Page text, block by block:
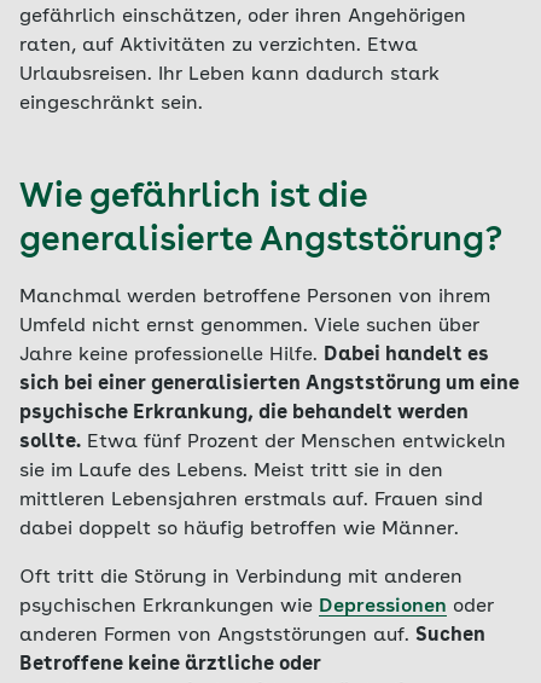
gefährlich einschätzen, oder ihren Angehörigen
raten, auf Aktivitäten zu verzichten. Etwa
Urlaubsreisen. Ihr Leben kann dadurch stark
eingeschränkt sein.
Wie gefährlich ist die
generalisierte Angststörung?
Manchmal werden betroffene Personen von ihrem
Umfeld nicht ernst genommen. Viele suchen über
Jahre keine professionelle Hilfe. Dabei handelt es
sich bei einer generalisierten Angststörung um eine
psychische Erkrankung, die behandelt werden
sollte. Etwa fünf Prozent der Menschen entwickeln
sie im Laufe des Lebens. Meist tritt sie in den
mittleren Lebensjahren erstmals auf. Frauen sind
dabei doppelt so häufig betroffen wie Männer.
Oft tritt die Störung in Verbindung mit anderen
psychischen Erkrankungen wie Depressionen oder
anderen Formen von Angststörungen auf. Suchen
Betroffene keine ärztliche oder